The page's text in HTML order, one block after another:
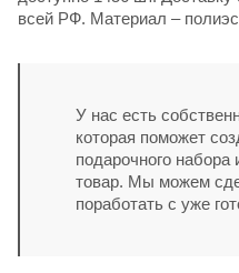
всей РФ. Материал –
У нас есть
которая поможет
подарочного набора
товар. Мы можем
поработать с уже